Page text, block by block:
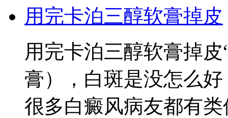
用完卡泊三醇软膏掉皮
用完卡泊三醇软膏掉
膏），白斑是没怎么
很多白癜风病友都有